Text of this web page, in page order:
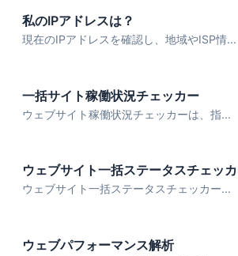
私のIPアドレスは？
現在のIPアドレスを確認し、地域やISP情...
一括サイト稼働状況チェッカー
ウェブサイト稼働状況チェッカーは、指...
ウェブサイト一括ステータスチェッ
ウェブサイト一括ステータスチェッカー...
ウェブパフォーマンス解析